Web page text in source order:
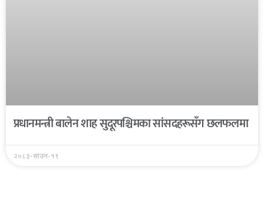
प्रधानमन्त्री बालेन शाह सुदूरपश्चिमका सांसदहरूसँग छलफलमा
२०८३-साउन-१९